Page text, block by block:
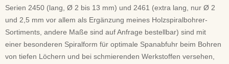
Serien 2450 (lang, Ø 2 bis 13 mm) und 2461 (extra lang, nur Ø 2
und 2,5 mm vor allem als Ergänzung meines Holzspiralbohrer-
Sortiments, andere Maße sind auf Anfrage bestellbar) sind mit
einer besonderen Spiralform für optimale Spanabfuhr beim Bohren
von tiefen Löchern und bei schmierenden Werkstoffen versehen,